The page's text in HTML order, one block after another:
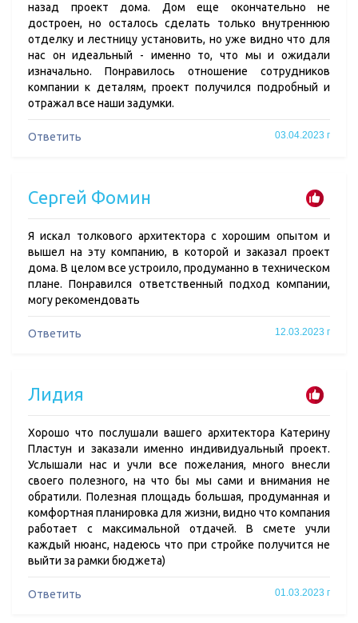
назад проект дома. Дом еще окончательно не
достроен, но осталось сделать только внутреннюю
отделку и лестницу установить, но уже видно что для
нас он идеальный - именно то, что мы и ожидали
изначально. Понравилось отношение сотрудников
компании к деталям, проект получился подробный и
отражал все наши задумки.
Ответить 03.04.2023 г
Сергей Фомин
Я искал толкового архитектора с хорошим опытом и
вышел на эту компанию, в которой и заказал проект
дома. В целом все устроило, продуманно в техническом
плане. Понравился ответственный подход компании,
могу рекомендовать
Ответить 12.03.2023 г
Лидия
Хорошо что послушали вашего архитектора Катерину
Пластун и заказали именно индивидуальный проект.
Услышали нас и учли все пожелания, много внесли
своего полезного, на что бы мы сами и внимания не
обратили. Полезная площадь большая, продуманная и
комфортная планировка для жизни, видно что компания
работает с максимальной отдачей. В смете учли
каждый нюанс, надеюсь что при стройке получится не
выйти за рамки бюджета)
Ответить 01.03.2023 г